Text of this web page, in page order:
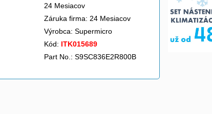
24 Mesiacov
Záruka firma: 24 Mesiacov
Výrobca: Supermicro
Kód: ITK015689
Part No.: S9SC836E2R800B